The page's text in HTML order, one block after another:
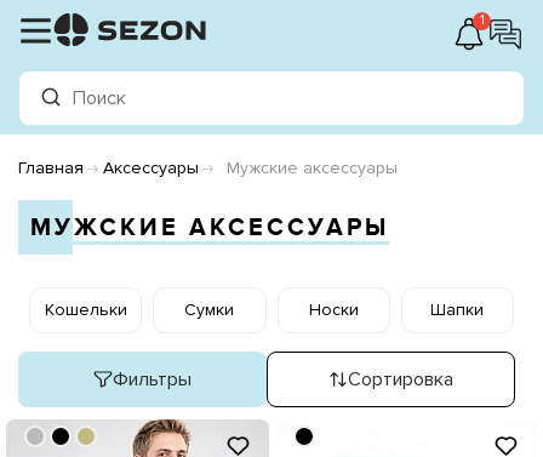
1
Главная Аксессуары Мужские аксессуары
МУЖСКИЕ АКСЕССУАРЫ
Кошельки Сумки Носки Шапки
Фильтры Сортировка